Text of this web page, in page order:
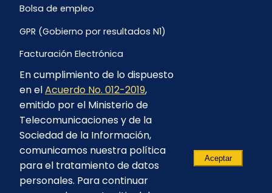
Bolsa de empleo
GPR (Gobierno por resultados N1)
Facturación Electrónica
Archivo Histórico de Facturación
Portal Ambiental y Social
Proyecto Geotérmico Chachimbiro
Contratación consultoría mediante “Lista Corta”
Reglamento de Procesos Asociativos
En cumplimiento de lo dispuesto
en elAcuerdo No. 012-2019,
emitido por el Ministerio de
Telecomunicaciones y de la
Sociedad de la Información,
comunicamos nuestra política
para el tratamiento de datos
personales. Para continuar
Aceptar